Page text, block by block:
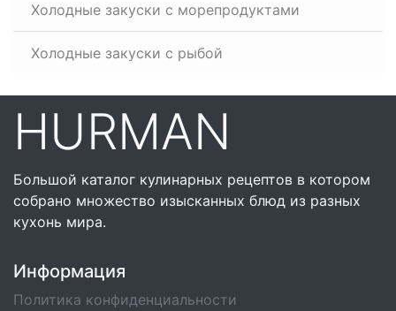
Холодные закуски с морепродуктами
Холодные закуски с рыбой
HURMAN
Большой каталог кулинарных рецептов в котором
собрано множество изысканных блюд из разных
кухонь мира.
Информация
Политика конфиденциальности